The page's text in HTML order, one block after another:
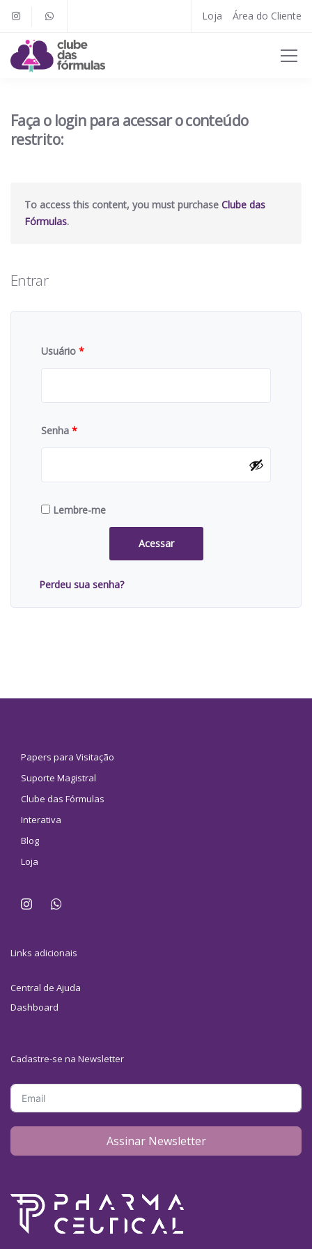
Loja Área do Cliente
Faça o login para acessar o conteúdo
restrito:
To access this content, you must purchase Clube das
Fórmulas.
Entrar
Usuário *
Senha *
Lembre-me
Acessar
Perdeu sua senha?
Papers para Visitação
Suporte Magistral
Clube das Fórmulas
Interativa
Blog
Loja
Links adicionais
Central de Ajuda
Dashboard
Cadastre-se na Newsletter
Assinar Newsletter